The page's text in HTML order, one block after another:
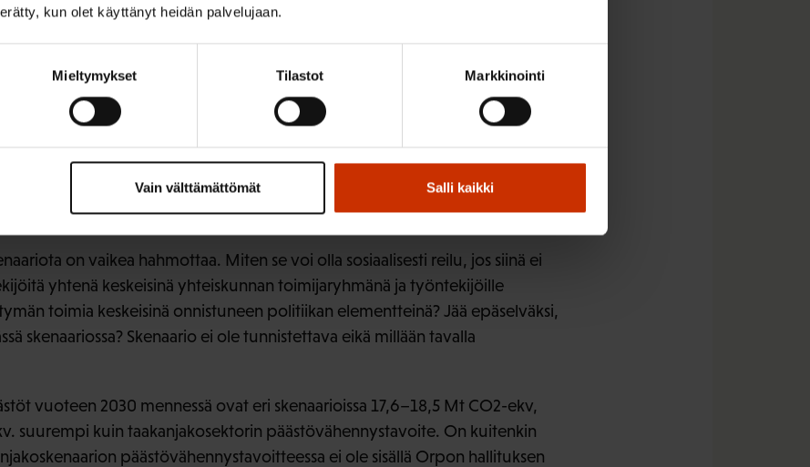
kun olet käyttänyt heidän palvelujaan.
Mieltymykset Tilastot Markkinointi
Vain välttämättömät Salli kaikki
edellä -vision onnistumisen kannalta ei pohdita lainkaan. Esimerkiksi
toimista, kuten työntekijöiden tieto-taito- tason ja sosiaaliturvan
Maankäyttösektorin arvioidaan olevan jopa -31 Mt CO2-ekv. nettonielu
ja sahateollisuuden työllisyyteen olisi niin suuret, että visio saisi tuskin
ja niiltä alueilta, missä metsäteollisuus tuottaa erityisen paljon lisäarvoa
on vaikea hahmottaa. Miten se voi olla sosiaalisesti reilu, jos siinä ei
yhtenä keskeisinä yhteiskunnan toimijaryhmänä ja työntekijöille
toimia keskeisinä onnistuneen politiikan elementteinä? Jää epäselväksi,
skenaariossa? Skenaario ei ole tunnistettava eikä millään tavalla
vuoteen 2030 mennessä ovat eri skenaarioissa 17,6–18,5 Mt CO2-ekv,
suurempi kuin taakanjakosektorin päästövähennystavoite. On kuitenkin
päästövähennystavoitteessa ei ole sisällä Orpon hallituksen